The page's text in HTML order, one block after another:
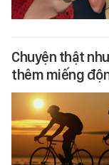
Chuyện thật
thêm miếng